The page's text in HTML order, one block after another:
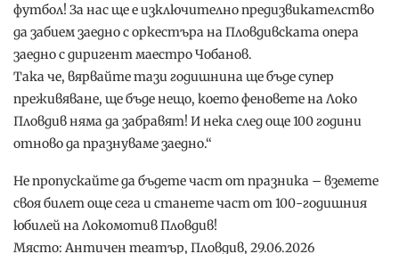
футбол! За нас ще е изключително предизвикателство
да забием заедно с оркестъра на Пловдивската опера
заедно с диригент маестро Чобанов.
Така че, вярвайте тази годишнина ще бъде супер
преживяване, ще бъде нещо, което феновете на Локо
Пловдив няма да забравят! И нека след още 100 години
отново да празнуваме заедно.“
Не пропускайте да бъдете част от празника – вземете
своя билет още сега и станете част от 100-годишния
юбилей на Локомотив Пловдив!
Място: Античен театър, Пловдив, 29.06.2026